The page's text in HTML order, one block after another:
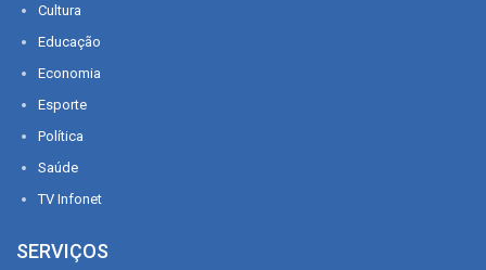
Cultura
Educação
Economia
Esporte
Política
Saúde
TV Infonet
SERVIÇOS